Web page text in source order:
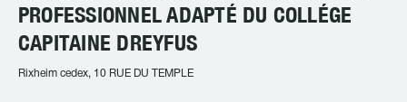
PROFESSIONNEL ADAPTÉ DU COLLÉGE
CAPITAINE DREYFUS
Rixheim cedex, 10 RUE DU TEMPLE